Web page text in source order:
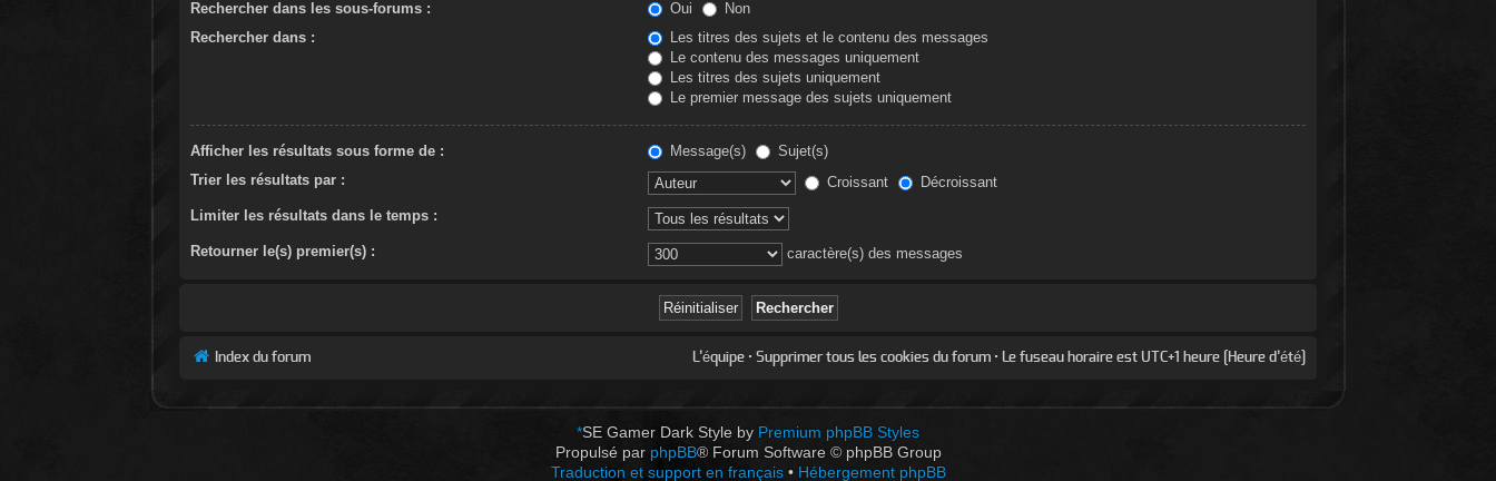
Rechercher dans les sous-forums : Oui
Non
Rechercher dans :
Les titres des sujets et le contenu des messages
Le contenu des messages uniquement
Les titres des sujets uniquement
Le premier message des sujets uniquement
Afficher les résultats sous forme de : Message(s)
Sujet(s)
Trier les résultats par :
Croissant Décroissant
Limiter les résultats dans le temps :
Retourner le(s) premier(s) : caractère(s) des messages
Index du forum L’équipe• Supprimer tous les cookies du forum• Le fuseau horaire est UTC+1 heure [Heure d’été]
*SE Gamer Dark Style by Premium phpBB Styles
Propulsé par phpBB® Forum Software © phpBB Group
Traduction et support en français• Hébergement phpBB